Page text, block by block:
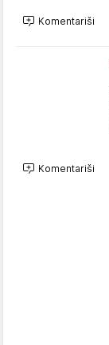
Komentariši
Komentariši